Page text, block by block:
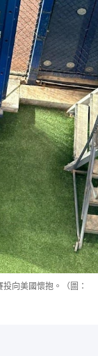
向美國懷抱。（圖：